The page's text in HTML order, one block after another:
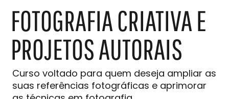
FOTOGRAFIA CRIATIVA E
PROJETOS AUTORAIS
Curso voltado para quem deseja ampliar as
suas referências fotográficas e aprimorar